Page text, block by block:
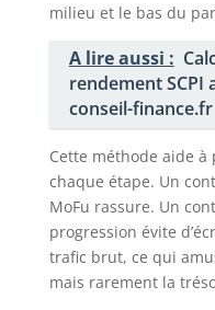
milieu et le bas du
A lire aussi :
rendement SCPI
conseil-finance.fr
Cette méthode aide
chaque étape. Un
MoFu rassure. Un
progression évite
trafic brut, ce qui
mais rarement la